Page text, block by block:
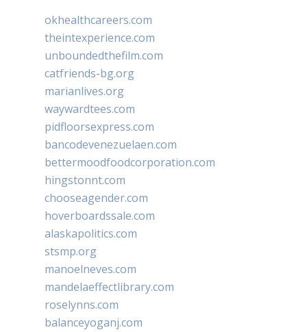
okhealthcareers.com
theintexperience.com
unboundedthefilm.com
catfriends-bg.org
marianlives.org
waywardtees.com
pidfloorsexpress.com
bancodevenezuelaen.com
bettermoodfoodcorporation.com
hingstonnt.com
chooseagender.com
hoverboardssale.com
alaskapolitics.com
stsmp.org
manoelneves.com
mandelaeffectlibrary.com
roselynns.com
balanceyoganj.com